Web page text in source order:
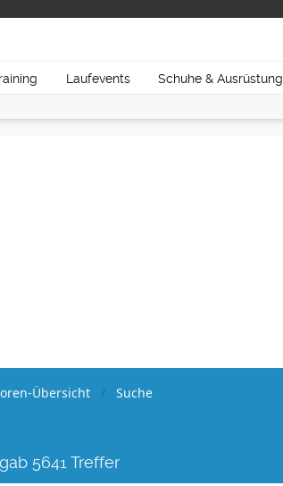
Laufevents Schuhe & Ausrüstung
Übersicht Suche
5641 Treffer